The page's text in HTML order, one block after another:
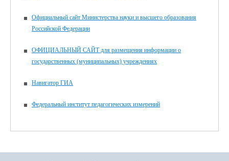
Официальный сайт Министерства науки и высшего образования
Российской Федерации
ОФИЦИАЛЬНЫЙ САЙТ для размещения информации о
государственных (муниципальных) учреждениях
Навигатор ГИА
Федеральный институт педагогических измерений